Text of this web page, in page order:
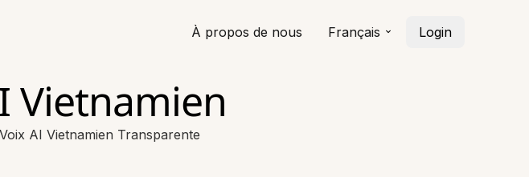
À propos de nous Français Login
Vietnamien
AI Vietnamien Transparente